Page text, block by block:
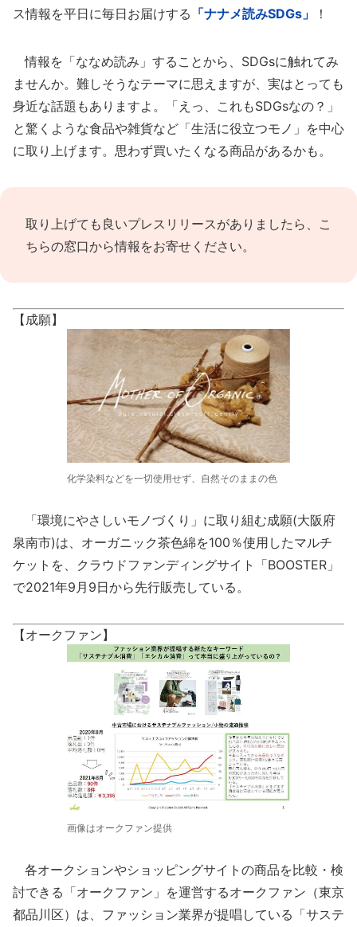
ス情報を平日に毎日お届けする 「ナナメ読みSDGs」 ！
情報を「ななめ読み」することから、SDGsに触れてみ
ませんか。難しそうなテーマに思えますが、実はとっても
身近な話題もありますよ。「えっ、これもSDGsなの？」
と驚くような食品や雑貨など「生活に役立つモノ」を中心
に取り上げます。思わず買いたくなる商品があるかも。
取り上げても良いプレスリリースがありましたら、 こ
ちらの窓口から情報をお寄せください。
【成願】
化学染料などを一切使用せず、自然そのままの色
「環境にやさしいモノづくり」に取り組む成願(大阪府
泉南市)は、オーガニック茶色綿を100％使用したマルチ
ケットを、クラウドファンディングサイト「BOOSTER」
で2021年9月9日から先行販売している。
【オークファン】
画像はオークファン提供
各オークションやショッピングサイトの商品を比較・検
討できる「オークファン」を運営するオークファン（東京
都品川区）は、ファッション業界が提唱している「サステ